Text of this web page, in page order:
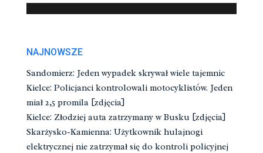
NAJNOWSZE
Sandomierz: Jeden wypadek skrywał wiele tajemnic
Kielce: Policjanci kontrolowali motocyklistów. Jeden
miał 2,5 promila [zdjęcia]
Kielce: Złodziej auta zatrzymany w Busku [zdjęcia]
Skarżysko-Kamienna: Użytkownik hulajnogi
elektrycznej nie zatrzymał się do kontroli policyjnej